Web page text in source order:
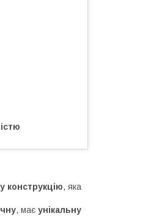
конструкцію, яка
, має унікальну